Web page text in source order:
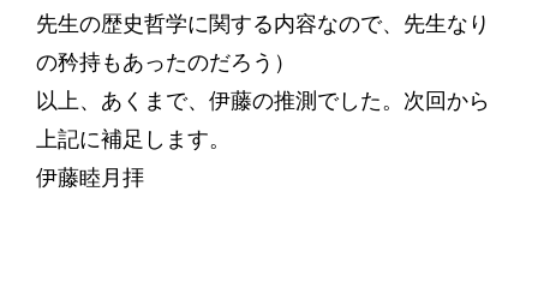
先生の歴史哲学に関する内容なので、先生なり
の矜持もあったのだろう）
以上、あくまで、伊藤の推測でした。次回から
上記に補足します。
伊藤睦月拝